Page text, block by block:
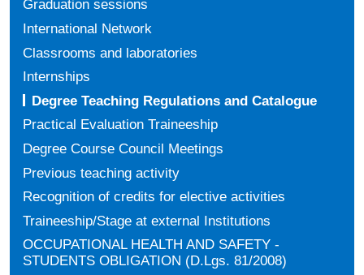
Graduation sessions
International Network
Classrooms and laboratories
Internships
Degree Teaching Regulations and Catalogue
Practical Evaluation Traineeship
Degree Course Council Meetings
Previous teaching activity
Recognition of credits for elective activities
Traineeship/Stage at external Institutions
OCCUPATIONAL HEALTH AND SAFETY -
STUDENTS OBLIGATION (D.Lgs. 81/2008)